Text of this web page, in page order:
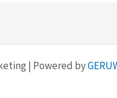
| Powered by